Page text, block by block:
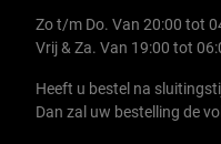
Zo t/m Do. Van 20:00 tot
Vrij & Za. Van 19:00 tot
Heeft u bestel na
Dan zal uw bestelling de